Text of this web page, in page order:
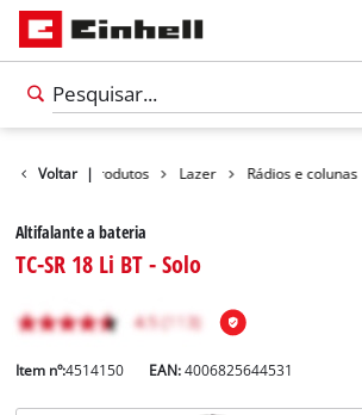
Voltar |Produtos Lazer Rádios e colunas
Altifalante a bateria
TC-SR 18 Li BT - Solo
Item nº:4514150 EAN:4006825644531